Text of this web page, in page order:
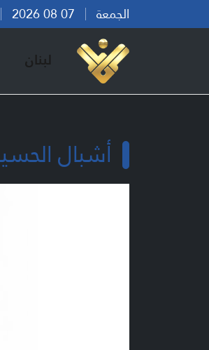
الجمعة
لبنان
أشبال الحسين